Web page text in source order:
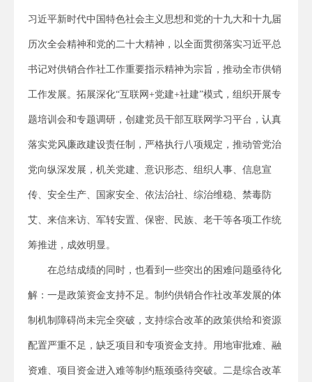
习近平新时代中国特色社会主义思想和党的十九大和十九届
历次全会精神和党的二十大精神，以全面贯彻落实习近平总
书记对供销合作社工作重要指示精神为宗旨，推动全市供销
工作发展。拓展深化“互联网+党建+社建”模式，组织开展专
题培训会和专题调研，创建党员干部互联网学习平台，认真
落实党风廉政建设责任制，严格执行八项规定，推动管党治
党向纵深发展，机关党建、意识形态、组织人事、信息宣
传、安全生产、国家安全、依法治社、综治维稳、禁毒防
艾、来信来访、军转安置、保密、民族、老干等各项工作统
筹推进，成效明显。
在总结成绩的同时，也看到一些突出的困难问题亟待化
解：一是政策资金支持不足。制约供销合作社改革发展的体
制机制障碍尚未完全突破，支持综合改革的政策供给和资源
配置严重不足，缺乏项目和专项资金支持。用地审批难、融
资难、项目资金进入难等制约瓶颈亟待突破。二是综合改革